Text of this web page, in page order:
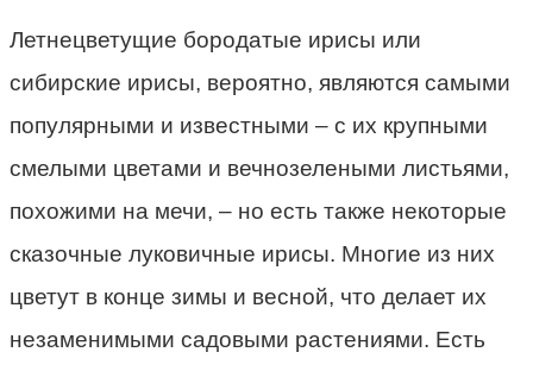
Летнецветущие бородатые ирисы или
сибирские ирисы, вероятно, являются самыми
популярными и известными – с их крупными
смелыми цветами и вечнозелеными листьями,
похожими на мечи, – но есть также некоторые
сказочные луковичные ирисы. Многие из них
цветут в конце зимы и весной, что делает их
незаменимыми садовыми растениями. Есть